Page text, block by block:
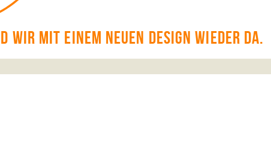
wir mit einem neuen Design wieder da.